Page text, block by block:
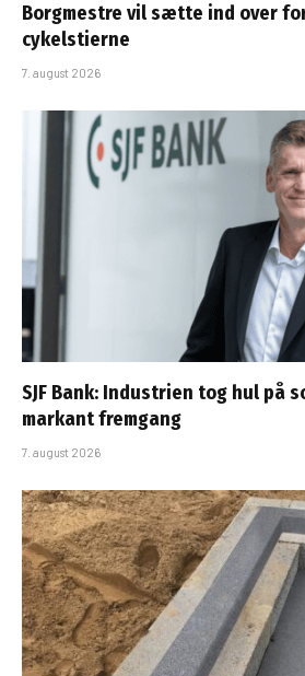
Borgmestre vil sætte ind over
cykelstierne
7. august 2026
SJF Bank: Industrien tog hul på
markant fremgang
7. august 2026